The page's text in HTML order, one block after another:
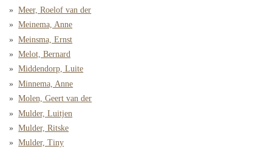
Meer, Roelof van der
Meinema, Anne
Meinsma, Ernst
Melot, Bernard
Middendorp, Luite
Minnema, Anne
Molen, Geert van der
Mulder, Luitjen
Mulder, Ritske
Mulder, Tiny